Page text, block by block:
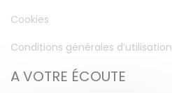
Cookies
Conditions générales d’utilisation
A VOTRE ÉCOUTE